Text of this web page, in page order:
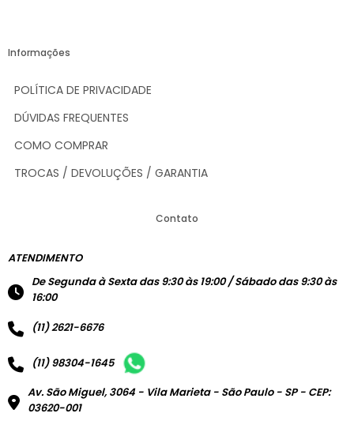
Informações
POLÍTICA DE PRIVACIDADE
DÚVIDAS FREQUENTES
COMO COMPRAR
TROCAS / DEVOLUÇÕES / GARANTIA
Contato
ATENDIMENTO
De Segunda à Sexta das 9:30 às 19:00 / Sábado das 9:30 às
16:00
(11) 2621-6676
(11) 98304-1645
Av. São Miguel, 3064 - Vila Marieta - São Paulo - SP - CEP:
03620-001